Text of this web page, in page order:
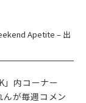
Apetite – 出
」内コーナー
が毎週コメン